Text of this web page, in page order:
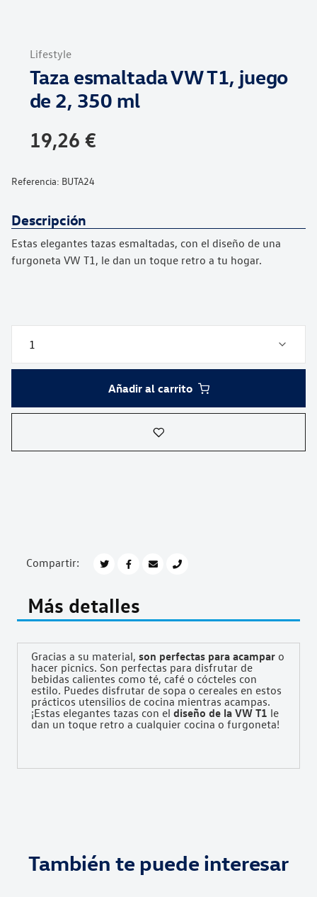
Lifestyle
Taza esmaltada VW T1, juego
de 2, 350 ml
19,26 €
Referencia: BUTA24
Descripción
Estas elegantes tazas esmaltadas, con el diseño de una
furgoneta VW T1, le dan un toque retro a tu hogar.
Añadir al carrito
Compartir:
comienzo
galería
imágenes
Más detalles
Gracias a su material, son perfectas para acamparo
hacer picnics. Son perfectas para disfrutar de
bebidas calientes como té, café o cócteles con
estilo. Puedes disfrutar de sopa o cereales en estos
prácticos utensilios de cocina mientras acampas.
¡Estas elegantes tazas con el diseño de la VW T1 le
dan un toque retro a cualquier cocina o furgoneta!
También te puede interesar